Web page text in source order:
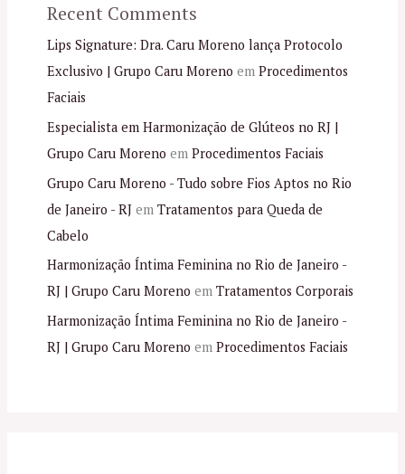
Recent Comments
Lips Signature: Dra. Caru Moreno lança Protocolo
Exclusivo | Grupo Caru Moreno em Procedimentos
Faciais
Especialista em Harmonização de Glúteos no RJ |
Grupo Caru Moreno em Procedimentos Faciais
Grupo Caru Moreno - Tudo sobre Fios Aptos no Rio
de Janeiro - RJem Tratamentos para Queda de
Cabelo
Harmonização Íntima Feminina no Rio de Janeiro -
RJ | Grupo Caru Moreno em Tratamentos Corporais
Harmonização Íntima Feminina no Rio de Janeiro -
RJ | Grupo Caru Moreno em Procedimentos Faciais